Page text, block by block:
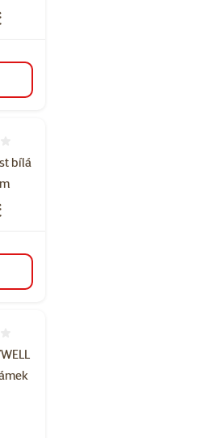
košíku
bílá
košíku